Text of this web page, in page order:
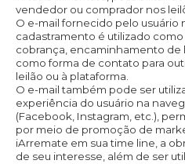
vendedor ou comprador nos
O e-mail fornecido pelo usuário
cadastramento é utilizado
cobrança, encaminhamento de
como forma de contato para
leilão ou à plataforma.
O e-mail também pode ser
experiência do usuário na
(Facebook, Instagram, etc.),
por meio de promoção de
iArremate em sua time line, a
de seu interesse, além de ser